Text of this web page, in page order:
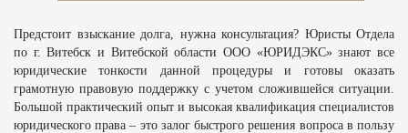
Предстоит взыскание долга, нужна консультация? Юристы Отдела
по г. Витебск и Витебской области ООО «ЮРИДЭКС» знают все
юридические тонкости данной процедуры и готовы оказать
грамотную правовую поддержку с учетом сложившейся ситуации.
Большой практический опыт и высокая квалификация специалистов
юридического права – это залог быстрого решения вопроса в пользу